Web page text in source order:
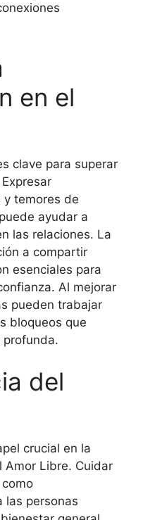
en el
clave para superar
y temores de
ayudar a
las relaciones. La
a compartir
esenciales para
Al mejorar
pueden trabajar
bloqueos que
profunda.
del
crucial en la
Amor Libre. Cuidar
las personas